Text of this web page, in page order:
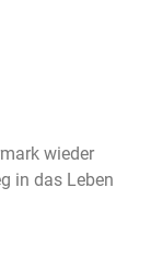
wieder
in das Leben